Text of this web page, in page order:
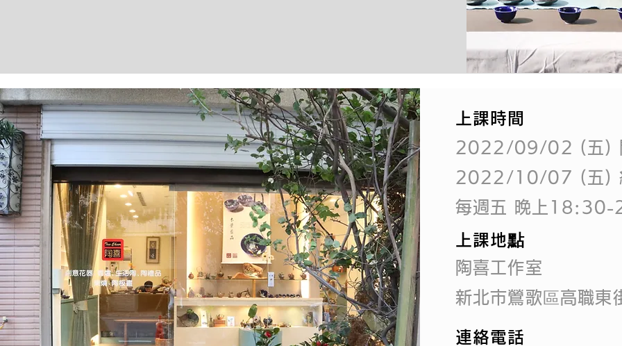
上課時間
2022/09/02 (五)
2022/10/07 (五)
每週五 晚上
上課地點
陶喜工作室
新北市鶯歌區高職
連絡電話